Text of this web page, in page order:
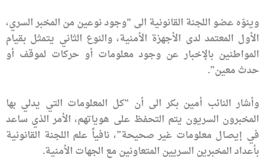
وينوّه عضو اللجنة القانونية الى “وجود نوعين من المخبر السري،
الأول المعتمد لدى الأجهزة الأمنية، والنوع الثاني يتمثل بقيام
المواطنين بالإخبار عن وجود معلومات أو حركات لموقف أو
حدث معين”.
وأشار النائب أمين بكر الى أن “كل المعلومات التي يدلي بها
المخبرون السريون يتم التحفظ على هوياتهم، الأمر الذي ساعد
في إيصال معلومات غير صحيحة”، نافياً علم اللجنة القانونية
بأعداد المخبرين السريين المتعاونين مع الجهات الأمنية.